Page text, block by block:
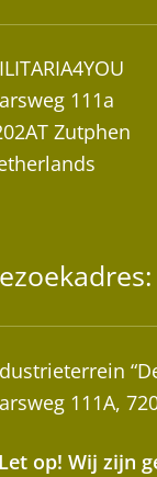
111a
Zutphen
111A,
op! Wij zijn